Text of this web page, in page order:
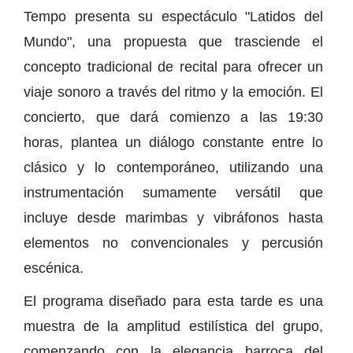
Tempo presenta su espectáculo "Latidos del
Mundo", una propuesta que trasciende el
concepto tradicional de recital para ofrecer un
viaje sonoro a través del ritmo y la emoción. El
concierto, que dará comienzo a las 19:30
horas, plantea un diálogo constante entre lo
clásico y lo contemporáneo, utilizando una
instrumentación sumamente versátil que
incluye desde marimbas y vibráfonos hasta
elementos no convencionales y percusión
escénica.
El programa diseñado para esta tarde es una
muestra de la amplitud estilística del grupo,